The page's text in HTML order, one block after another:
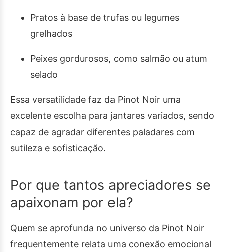
Pratos à base de trufas ou legumes
grelhados
Peixes gordurosos, como salmão ou atum
selado
Essa versatilidade faz da Pinot Noir uma
excelente escolha para jantares variados, sendo
capaz de agradar diferentes paladares com
sutileza e sofisticação.
Por que tantos apreciadores se
apaixonam por ela?
Quem se aprofunda no universo da Pinot Noir
frequentemente relata uma conexão emocional